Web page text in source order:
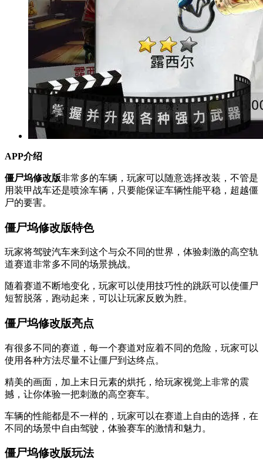
APP介绍
僵尸坞修改版非常多的车辆，玩家可以随意选择改装，不管是
用装甲战车还是喷涂车辆，只要能保证车辆性能平稳，超越僵
尸的要害。
僵尸坞修改版特色
玩家将驾驶汽车来到这个与众不同的世界，体验刺激的高空轨
道赛道非常多不同的场景挑战。
随着赛道不断地变化，玩家可以使用技巧性的跳跃可以使僵尸
短暂脱落，跑动起来，可以让玩家反败为胜。
僵尸坞修改版亮点
有很多不同的赛道，每一个赛道对应着不同的危险，玩家可以
使用各种方法尽量不让僵尸到达终点。
精美的画面，加上末日元素的烘托，给玩家视觉上非常的震
撼，让你体验一把刺激的高空赛车。
车辆的性能都是不一样的，玩家可以在赛道上自由的选择，在
不同的场景中自由驾驶，体验赛车的激情和魅力。
僵尸坞修改版玩法